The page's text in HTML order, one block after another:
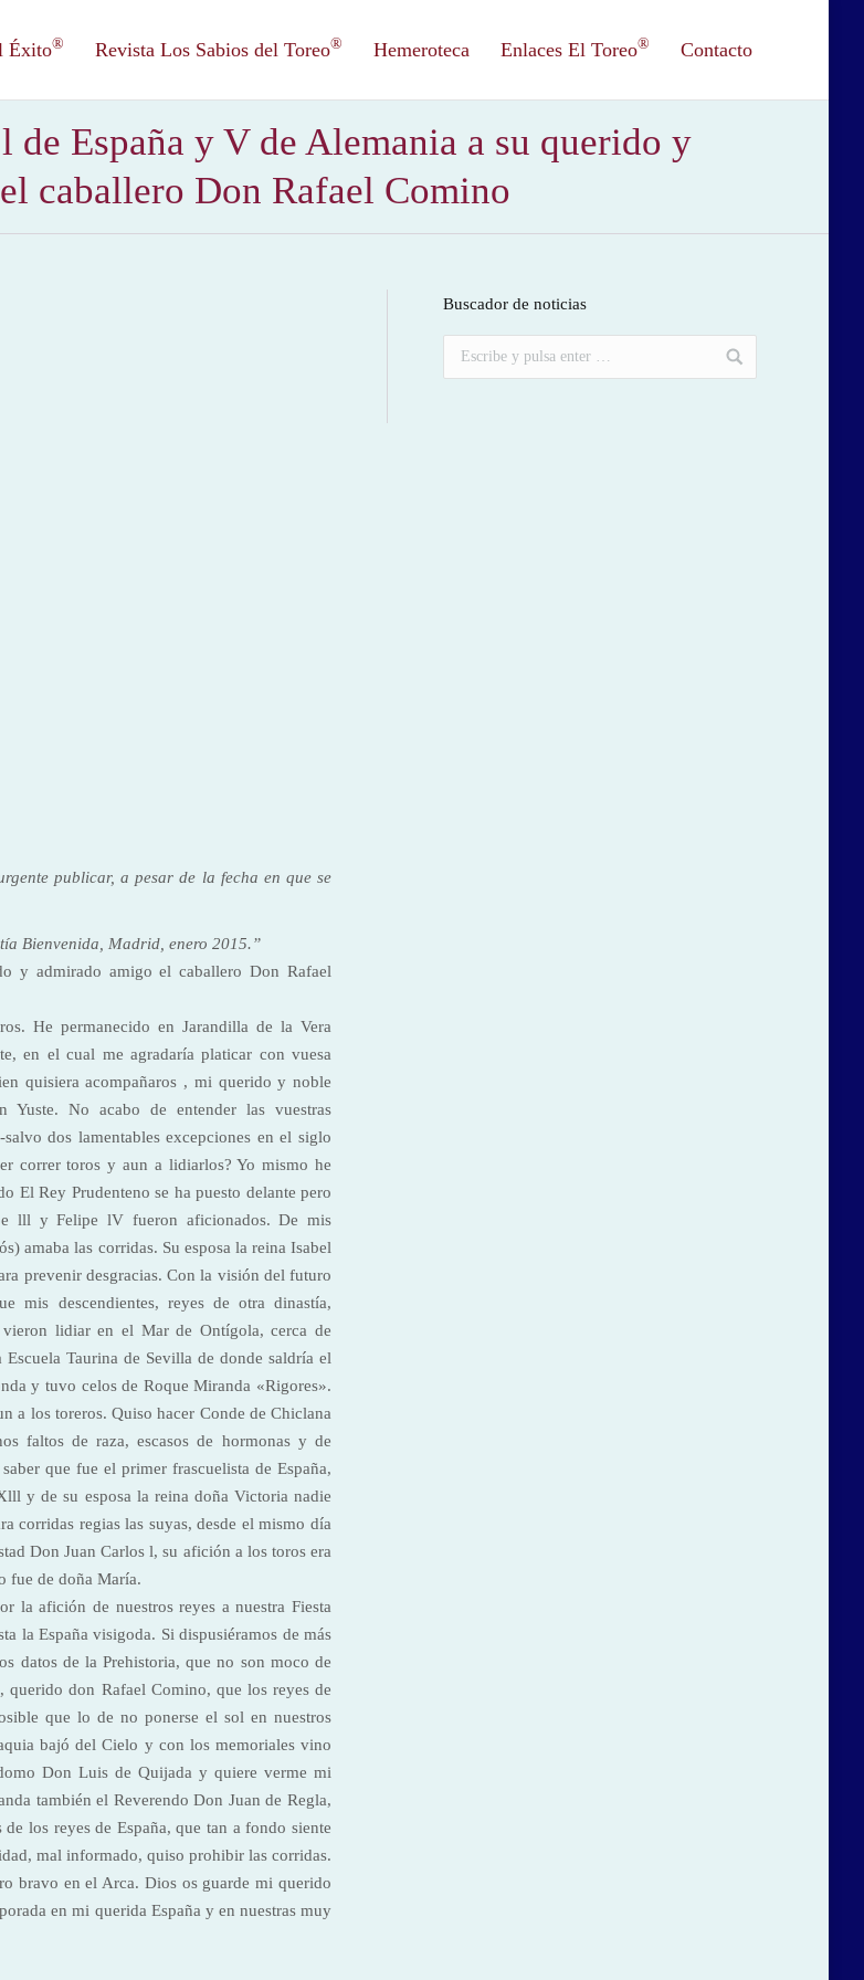
Éxito® Revista Los Sabios del Toreo® Hemeroteca Enlaces El Toreo® Contacto
de España y V de Alemania a su querido y
caballero Don Rafael Comino
publicar, a pesar de la fecha en que se
Bienvenida, Madrid, enero 2015.”
y admirado amigo el caballero Don Rafael
He permanecido en Jarandilla de la Vera
en el cual me agradaría platicar con vuesa
quisiera acompañaros , mi querido y noble
No acabo de entender las vuestras
dos lamentables excepciones en el siglo
correr toros y aun a lidiarlos? Yo mismo he
El Rey Prudenteno se ha puesto delante pero
lll y Felipe lV fueron aficionados. De mis
amaba las corridas. Su esposa la reina Isabel
prevenir desgracias. Con la visión del futuro
mis descendientes, reyes de otra dinastía,
lidiar en el Mar de Ontígola, cerca de
Taurina de Sevilla de donde saldría el
y tuvo celos de Roque Miranda «Rigores».
a los toreros. Quiso hacer Conde de Chiclana
faltos de raza, escasos de hormonas y de
que fue el primer frascuelista de España,
y de su esposa la reina doña Victoria nadie
corridas regias las suyas, desde el mismo día
Don Juan Carlos l, su afición a los toros era
fue de doña María.
la afición de nuestros reyes a nuestra Fiesta
la España visigoda. Si dispusiéramos de más
datos de la Prehistoria, que no son moco de
don Rafael Comino, que los reyes de
que lo de no ponerse el sol en nuestros
bajó del Cielo y con los memoriales vino
Don Luis de Quijada y quiere verme mi
también el Reverendo Don Juan de Regla,
los reyes de España, que tan a fondo siente
mal informado, quiso prohibir las corridas.
bravo en el Arca. Dios os guarde mi querido
en mi querida España y en nuestras muy
Buscador de noticias